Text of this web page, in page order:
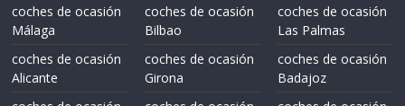
coches de ocasión
Málaga
coches de ocasión
Alicante
coches de ocasión
Bilbao
coches de ocasión
Girona
coches de ocasión
Las Palmas
coches de ocasión
Badajoz